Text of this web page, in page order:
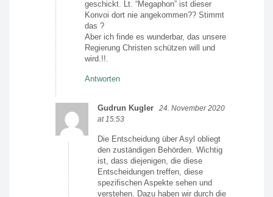
geschickt. Lt. “Megaphon” ist dieser
Konvoi dort nie angekommen?? Stimmt
das ?
Aber ich finde es wunderbar, das unsere
Regierung Christen schützen will und
wird.!!.
Antworten
Gudrun Kugler
24. November 2020
at 15:53
Die Entscheidung über Asyl obliegt
den zuständigen Behörden. Wichtig
ist, dass diejenigen, die diese
Entscheidungen treffen, diese
spezifischen Aspekte sehen und
verstehen. Dazu haben wir durch die